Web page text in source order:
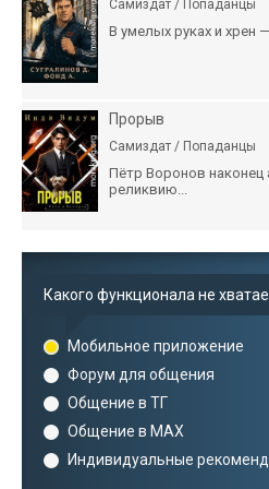
Самиздат / Попаданцы
В умелых руках и хрен
Прорыв
Самиздат / Попаданцы
Пётр Воронов наконец
реликвию...
Какого функционала не
Мобильное приложение
Форум для общения
Общение в ТГ
Общение в MAX
Индивидуальные